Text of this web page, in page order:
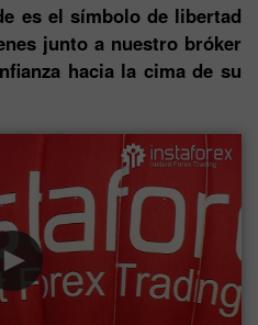
es el símbolo de libertad
junto a nuestro bróker
hacia la cima de su